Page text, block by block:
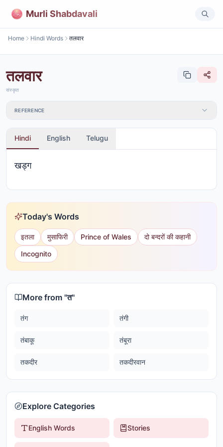
Murli Shabdavali
Home Hindi Words तलवार
तलवार
संस्कृत
REFERENCE
Hindi English Telugu
खड्ग
Today's Words
इतला मुसाफिरी Prince of Wales
दो बन्दरों की कहानी
Incognito
More from "त"
तंग तंगी
तंबाकू तंबूरा
तकदीर तकदीरवान
Explore Categories
English Words Stories